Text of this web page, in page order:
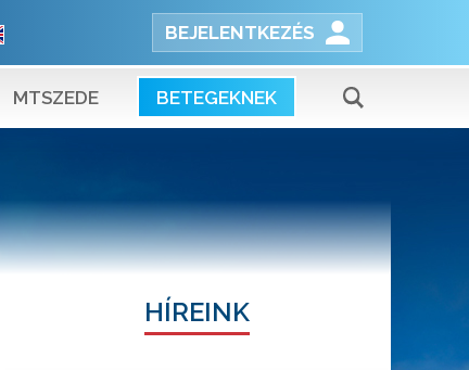
BEJELENTKEZÉS
MTSZEDE BETEGEKNEK
HÍREINK